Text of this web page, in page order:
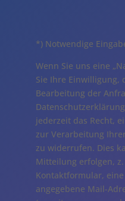
*) Notwendige
Wenn Sie uns eine
Sie Ihre Einwilligung,
Bearbeitung der
jederzeit das Recht,
zur Verarbeitung
zu widerrufen. Dies
Mitteilung erfolgen,
Kontaktformular,
angegebene Mail-